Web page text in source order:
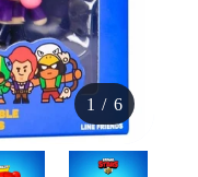
1 / 6